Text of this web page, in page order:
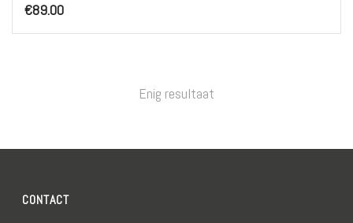
€89.00
Enig resultaat
CONTACT